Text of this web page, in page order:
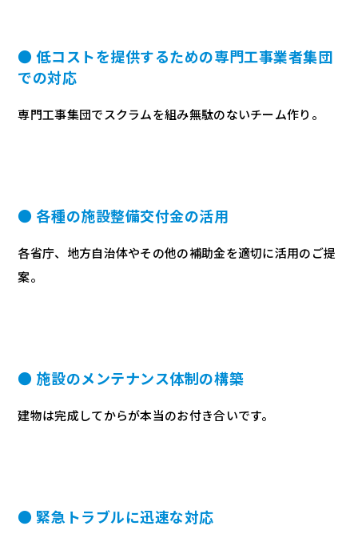
● 低コストを提供するための専門工事業者集団
での対応
専門工事集団でスクラムを組み無駄のないチーム作り。
● 各種の施設整備交付金の活用
各省庁、地方自治体やその他の補助金を適切に活用のご提
案。
● 施設のメンテナンス体制の構築
建物は完成してからが本当のお付き合いです。
● 緊急トラブルに迅速な対応